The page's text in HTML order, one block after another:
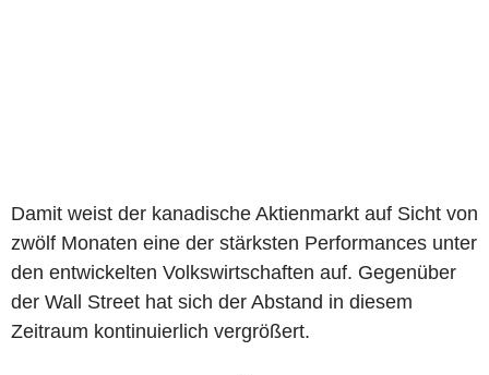
Damit weist der kanadische Aktienmarkt auf Sicht von
zwölf Monaten eine der stärksten Performances unter
den entwickelten Volkswirtschaften auf. Gegenüber
der Wall Street hat sich der Abstand in diesem
Zeitraum kontinuierlich vergrößert.